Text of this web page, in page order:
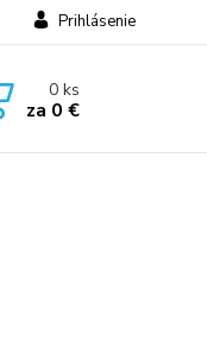
Prihlásenie
0ks
za 0 €